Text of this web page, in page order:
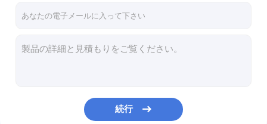
プラスチック20mmの腐食制御Geomat Geoの細胞の草の保護プロジェクト
鉄道の構造のためのポリエチレン15mmの腐食制御Geomatの細胞
3D 420g/Sqmの腐食制御Geomatの川の堤防の土は排水を強化する
私道のための450g/sqm Geomat緑化する景色ポリエチレンのGeoの生地の雑草のマットを
続行